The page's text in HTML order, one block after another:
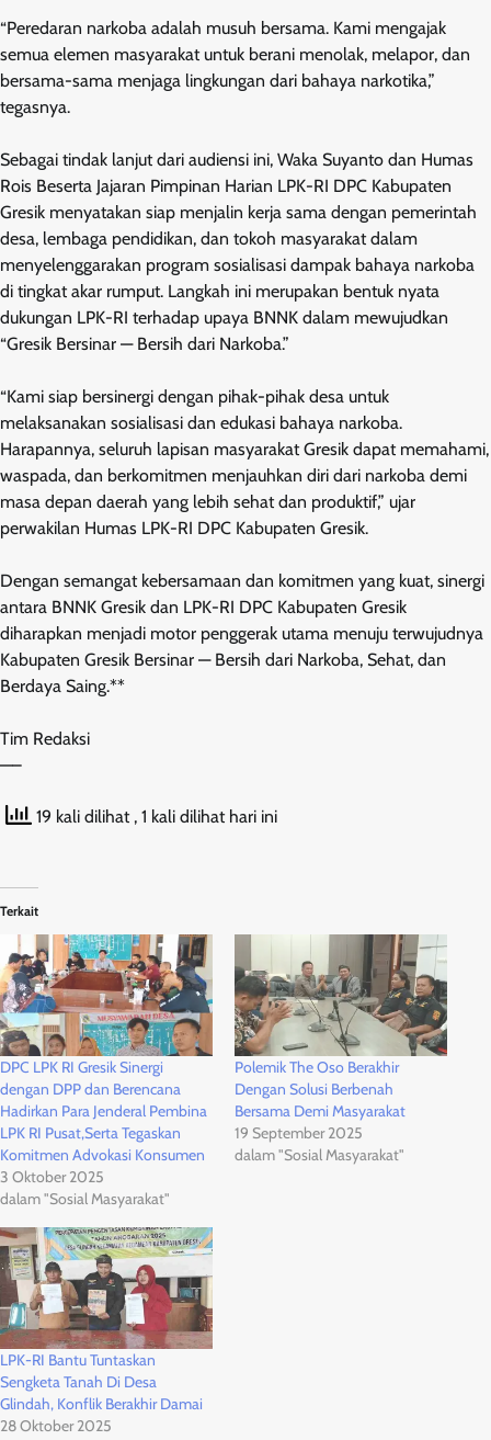
“Peredaran narkoba adalah musuh bersama. Kami mengajak
semua elemen masyarakat untuk berani menolak, melapor, dan
bersama-sama menjaga lingkungan dari bahaya narkotika,”
tegasnya.
Sebagai tindak lanjut dari audiensi ini, Waka Suyanto dan Humas
Rois Beserta Jajaran Pimpinan Harian LPK-RI DPC Kabupaten
Gresik menyatakan siap menjalin kerja sama dengan pemerintah
desa, lembaga pendidikan, dan tokoh masyarakat dalam
menyelenggarakan program sosialisasi dampak bahaya narkoba
di tingkat akar rumput. Langkah ini merupakan bentuk nyata
dukungan LPK-RI terhadap upaya BNNK dalam mewujudkan
“Gresik Bersinar — Bersih dari Narkoba.”
“Kami siap bersinergi dengan pihak-pihak desa untuk
melaksanakan sosialisasi dan edukasi bahaya narkoba.
Harapannya, seluruh lapisan masyarakat Gresik dapat memahami,
waspada, dan berkomitmen menjauhkan diri dari narkoba demi
masa depan daerah yang lebih sehat dan produktif,” ujar
perwakilan Humas LPK-RI DPC Kabupaten Gresik.
Dengan semangat kebersamaan dan komitmen yang kuat, sinergi
antara BNNK Gresik dan LPK-RI DPC Kabupaten Gresik
diharapkan menjadi motor penggerak utama menuju terwujudnya
Kabupaten Gresik Bersinar — Bersih dari Narkoba, Sehat, dan
Berdaya Saing.**
Tim Redaksi
—–
19 kali dilihat , 1 kali dilihat hari ini
Terkait
DPC LPK RI Gresik Sinergi
dengan DPP dan Berencana
Hadirkan Para Jenderal Pembina
LPK RI Pusat,Serta Tegaskan
Komitmen Advokasi Konsumen
3 Oktober 2025
dalam "Sosial Masyarakat"
Polemik The Oso Berakhir
Dengan Solusi Berbenah
Bersama Demi Masyarakat
19 September 2025
dalam "Sosial Masyarakat"
LPK-RI Bantu Tuntaskan
Sengketa Tanah Di Desa
Glindah, Konflik Berakhir Damai
28 Oktober 2025